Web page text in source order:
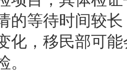
的等待时间较
化，移民部可